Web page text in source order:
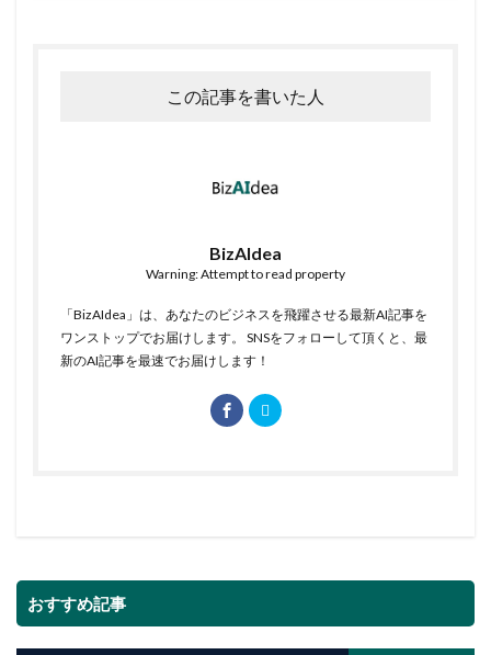
この記事を書いた人
BizAIdea
Warning: Attempt to read property
「BizAIdea」は、あなたのビジネスを飛躍させる最新AI記事を
ワンストップでお届けします。 SNSをフォローして頂くと、最
新のAI記事を最速でお届けします！
おすすめ記事